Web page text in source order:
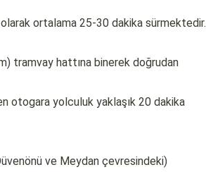
ortalama 25-30 dakika sürmektedir.
tramvay hattına binerek doğrudan
otogara yolculuk yaklaşık 20 dakika
ve Meydan çevresindeki)